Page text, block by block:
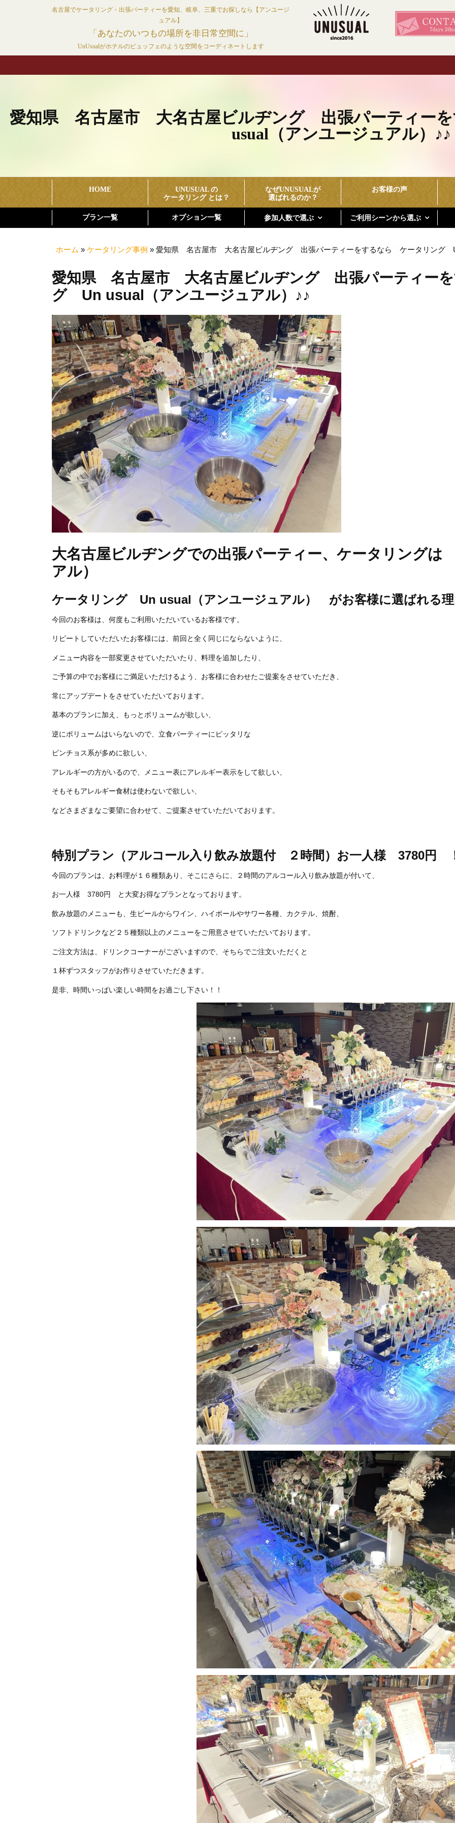
ツ
名古屋でケータリング・出張パーティーを愛知、岐阜、三重でお探しなら【アンユージ
ュアル】
「あなたのいつもの場所を非日常空間に」
UnUsualがホテルのビュッフェのような空間をコーディネートします
愛知県 名古屋市 大名古屋ビルヂング 出張パーティー
usual（アンユージュアル）♪♪
HOME
UNUSUAL の
ケータリング とは？
なぜUNUSUALが
選ばれるのか？
お客様の声
プラン一覧 オプション一覧 参加人数で選ぶ ご利用シーンから選ぶ
ホーム » ケータリング事例 » 愛知県 名古屋市 大名古屋ビルヂング 出張パーティーをするなら ケータリング
愛知県 名古屋市 大名古屋ビルヂング 出張パーティー
グ Un usual（アンユージュアル）♪♪
大名古屋ビルヂングでの出張パーティー、ケータリング
アル）
ケータリング Un usual（アンユージュアル） がお客様に選ばれる理
今回のお客様は、何度もご利用いただいているお客様です。
リピートしていただいたお客様には、前回と全く同じにならないように、
メニュー内容を一部変更させていただいたり、料理を追加したり、
ご予算の中でお客様にご満足いただけるよう、お客様に合わせたご提案をさせていただき、
常にアップデートをさせていただいております。
基本のプランに加え、もっとボリュームが欲しい、
逆にボリュームはいらないので、立食パーティーにピッタリな
ピンチョス系が多めに欲しい、
アレルギーの方がいるので、メニュー表にアレルギー表示をして欲しい、
そもそもアレルギー食材は使わないで欲しい、
などさまざまなご要望に合わせて、ご提案させていただいております。
特別プラン（アルコール入り飲み放題付 ２時間）お一人様 3780円
今回のプランは、お料理が１６種類あり、そこにさらに、２時間のアルコール入り飲み放題が付いて、
お一人様 3780円 と大変お得なプランとなっております。
飲み放題のメニューも、生ビールからワイン、ハイボールやサワー各種、カクテル、焼酎、
ソフトドリンクなど２５種類以上のメニューをご用意させていただいております。
ご注文方法は、ドリンクコーナーがございますので、そちらでご注文いただくと
１杯ずつスタッフがお作りさせていただきます。
是非、時間いっぱい楽しい時間をお過ごし下さい！！